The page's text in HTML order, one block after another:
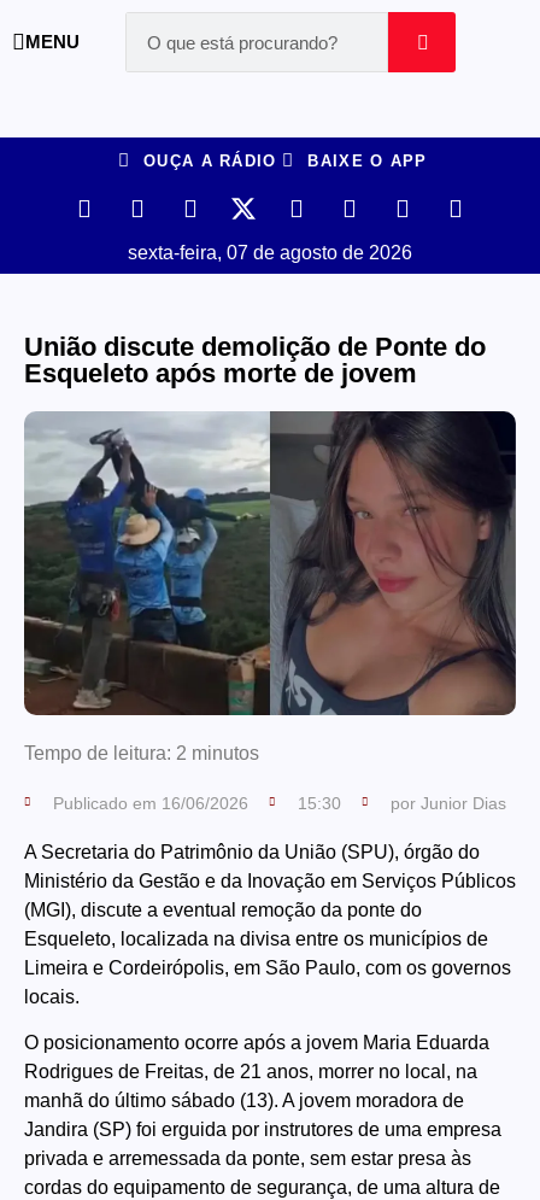
MENU
OUÇA A RÁDIO BAIXE O APP
sexta-feira, 07 de agosto de 2026
União discute demolição de Ponte do
Esqueleto após morte de jovem
Tempo de leitura: 2 minutos
Publicado em 16/06/2026 15:30 por Junior Dias
A Secretaria do Patrimônio da União (SPU), órgão do
Ministério da Gestão e da Inovação em Serviços Públicos
(MGI), discute a eventual remoção da ponte do
Esqueleto, localizada na divisa entre os municípios de
Limeira e Cordeirópolis, em São Paulo, com os governos
locais.
O posicionamento ocorre após a jovem Maria Eduarda
Rodrigues de Freitas, de 21 anos, morrer no local, na
manhã do último sábado (13). A jovem moradora de
Jandira (SP) foi erguida por instrutores de uma empresa
privada e arremessada da ponte, sem estar presa às
cordas do equipamento de segurança, de uma altura de